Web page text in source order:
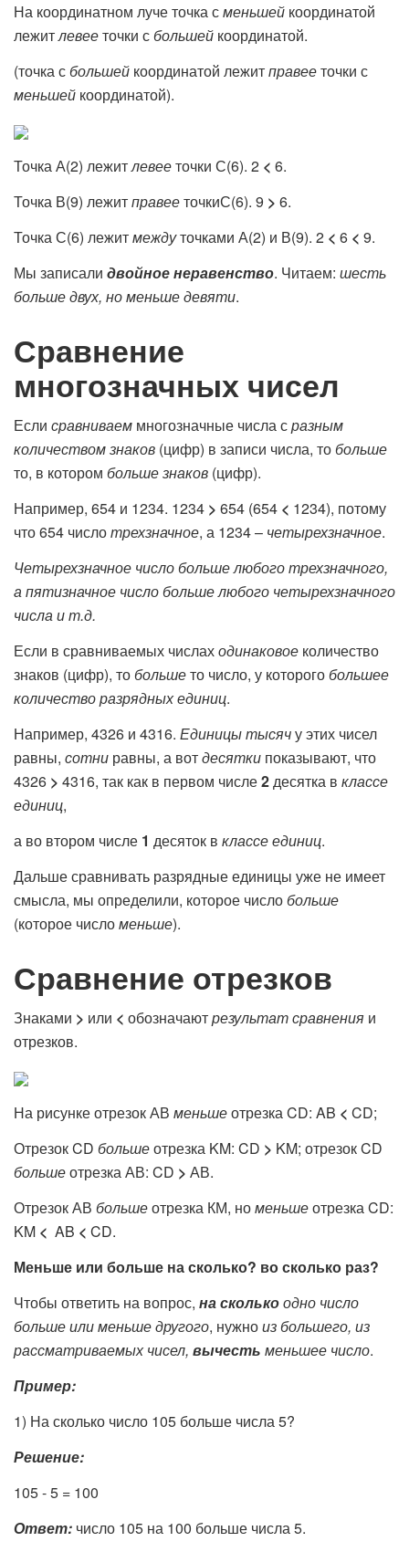
На координатном луче точка сменьшей координатой
лежитлевееточки сбольшей координатой.
(точка сбольшей координатой лежитправееточки с
меньшей координатой).
Точка А(2) лежитлевееточки С(6). 2 < 6.
Точка В(9) лежитправееточкиС(6). 9 > 6.
Точка С(6) лежитмеждуточками А(2) и В(9). 2 < 6 < 9.
Мы записали двойное неравенство. Читаем: шесть
больше двух, но меньше девяти.
Сравнение
многозначных чисел
Если сравниваем многозначные числа сразным
количеством знаков (цифр) в записи числа, тобольше
то, в котором больше знаков (цифр).
Например, 654 и 1234. 1234 > 654 (654 < 1234), потому
что 654 числотрехзначное, а 1234 – четырехзначное.
Четырехзначное число больше любого трехзначного,
а пятизначное число больше любого четырехзначного
числа и т.д.
Если в сравниваемых числаходинаковое количество
знаков (цифр), тобольшето число, у которогобольшее
количество разрядных единиц.
Например, 4326 и 4316. Единицы тысячу этих чисел
равны, сотни равны, а вотдесятки показывают, что
4326 > 4316, так как в первом числе2десятка в классе
единиц,
а во втором числе 1 десяток в классе единиц.
Дальше сравнивать разрядные единицы уже не имеет
смысла, мы определили, которое числобольше
(которое числоменьше).
Сравнение отрезков
Знаками > или < обозначаютрезультат сравнения и
отрезков.
На рисунке отрезок АВ меньшеотрезка CD: AB < CD;
Отрезок CD большеотрезка KM: CD > KM; отрезок CD
большеотрезка АВ: CD > АВ.
Отрезок АВ большеотрезка КМ, номеньшеотрезка CD:
KM < AB < CD.
Меньше или больше на сколько? во сколько раз?
Чтобы ответить на вопрос, на сколькоодно число
больше или меньше другого, нужноиз большего, из
рассматриваемых чисел, вычесть меньшее число.
Пример:
1) На сколько число 105 больше числа 5?
Решение:
105 - 5 = 100
Ответ: число 105 на 100 больше числа 5.